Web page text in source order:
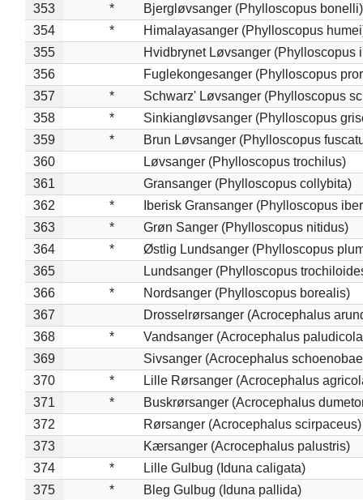
353 *
Bjergløvsanger (Phylloscopus bonelli)
354
*
Himalayasanger (Phylloscopus
355
Hvidbrynet Løvsanger (Phylloscopus
356
Fuglekongesanger (Phylloscopus
357
*
Schwarz' Løvsanger (Phylloscopus
358
*
Sinkiangløvsanger (Phylloscopus
359
*
Brun Løvsanger (Phylloscopus
360
Løvsanger (Phylloscopus trochilus)
361
Gransanger (Phylloscopus collybita)
362
*
Iberisk Gransanger (Phylloscopus
363
*
Grøn Sanger (Phylloscopus nitidus)
364
*
Østlig Lundsanger (Phylloscopus
365
Lundsanger (Phylloscopus
366
*
Nordsanger (Phylloscopus borealis)
367
Drosselrørsanger (Acrocephalus
368
*
Vandsanger (Acrocephalus
369
Sivsanger (Acrocephalus
370
*
Lille Rørsanger (Acrocephalus
371
*
Buskrørsanger (Acrocephalus
372
Rørsanger (Acrocephalus scirpaceus)
373
Kærsanger (Acrocephalus palustris)
374
*
Lille Gulbug (Iduna caligata)
375
*
Bleg Gulbug (Iduna pallida)